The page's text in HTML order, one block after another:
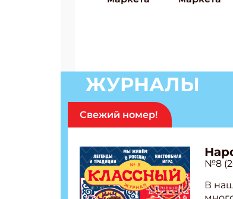
ЖУРНАЛЫ
Свежий номер!
№8
В